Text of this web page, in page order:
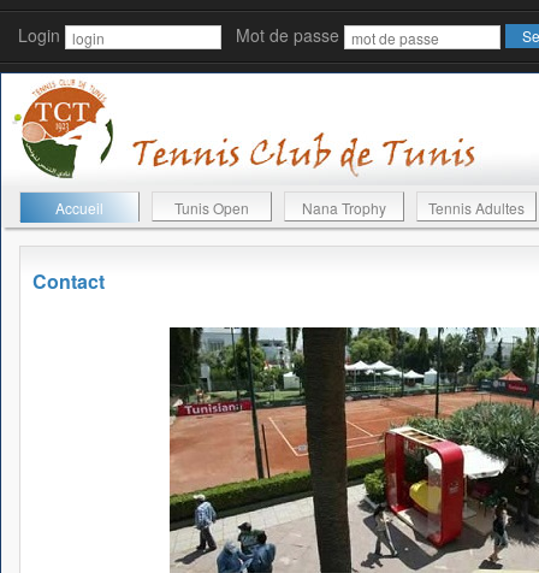
Login Mot de passe
Accueil Tunis Open Nana Trophy Tennis Adultes
Contact